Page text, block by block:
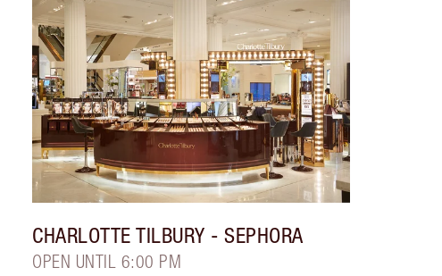
CHARLOTTE TILBURY - SEPHORA
OPEN UNTIL 6:00 PM